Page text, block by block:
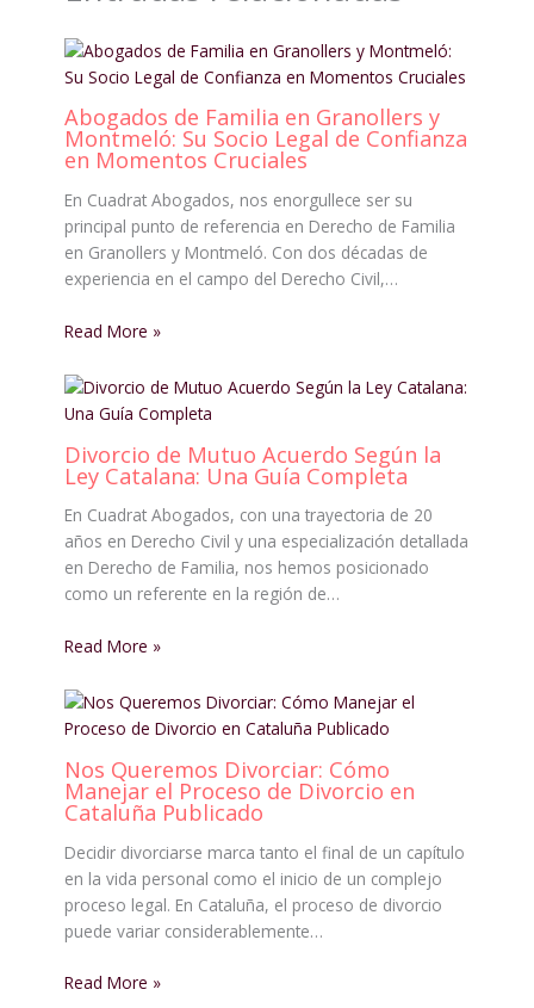
Abogados de Familia en Granollers y
Montmeló: Su Socio Legal de Confianza
en Momentos Cruciales
En Cuadrat Abogados, nos enorgullece ser su
principal punto de referencia en Derecho de Familia
en Granollers y Montmeló. Con dos décadas de
experiencia en el campo del Derecho Civil,…
Read More »
Divorcio de Mutuo Acuerdo Según la
Ley Catalana: Una Guía Completa
En Cuadrat Abogados, con una trayectoria de 20
años en Derecho Civil y una especialización detallada
en Derecho de Familia, nos hemos posicionado
como un referente en la región de…
Read More »
Nos Queremos Divorciar: Cómo
Manejar el Proceso de Divorcio en
Cataluña Publicado
Decidir divorciarse marca tanto el final de un capítulo
en la vida personal como el inicio de un complejo
proceso legal. En Cataluña, el proceso de divorcio
puede variar considerablemente…
Read More »